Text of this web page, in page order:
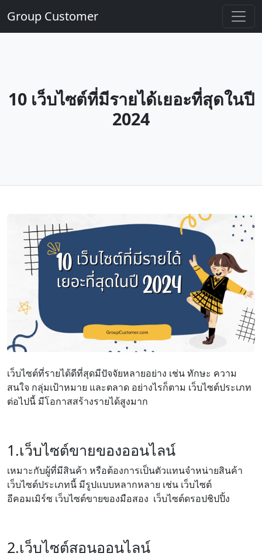
Group Customer
10 เว็บไซต์ที่มีรายได้เยอะที่สุดในปี
2024
เว็บไซต์ที่รายได้ดีที่สุดมีปัจจัยหลายอย่าง เช่น ทักษะ ความ
สนใจ กลุ่มเป้าหมาย และตลาด อย่างไรก็ตาม เว็บไซต์ประเภท
ต่อไปนี้ มีโอกาสสร้างรายได้สูงมาก
1.เว็บไซต์ขายของออนไลน์
เหมาะกับผู้ที่มีสินค้า หรือต้องการเป็นตัวแทนจำหน่ายสินค้า
เว็บไซต์ประเภทนี้ มีรูปแบบหลากหลาย เช่น เว็บไซต์
อีคอมเมิร์ซ เว็บไซต์ขายของมือสอง เว็บไซต์ดรอปชิปปิ้ง
2.เว็บไซต์สอนออนไลน์